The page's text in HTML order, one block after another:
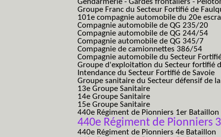
Gendarmerie - Gardes frontaliers -
Groupe Franc du Secteur Fortifié de
101e compagnie automobile du 20e
Compagnie automobile de QG 235/20
Compagnie automobile de QG 244/54
Compagnie automobile de QG 345/7
Compagnie de camionnettes 386/54
Compagnie automobile du Secteur
Groupe d'exploitation du Secteur fortifié
Intendance du Secteur Fortifié de Savoie
Groupe sanitaire du Secteur défensif de
13e Groupe Sanitaire
14e Groupe Sanitaire
15e Groupe Sanitaire
440e Régiment de Pionniers 1er Bataillon
440e Régiment de Pionniers
440e Régiment de Pionniers 4e Bataillon